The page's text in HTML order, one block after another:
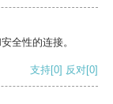
全性的连接。
支持[0] 反对[0]